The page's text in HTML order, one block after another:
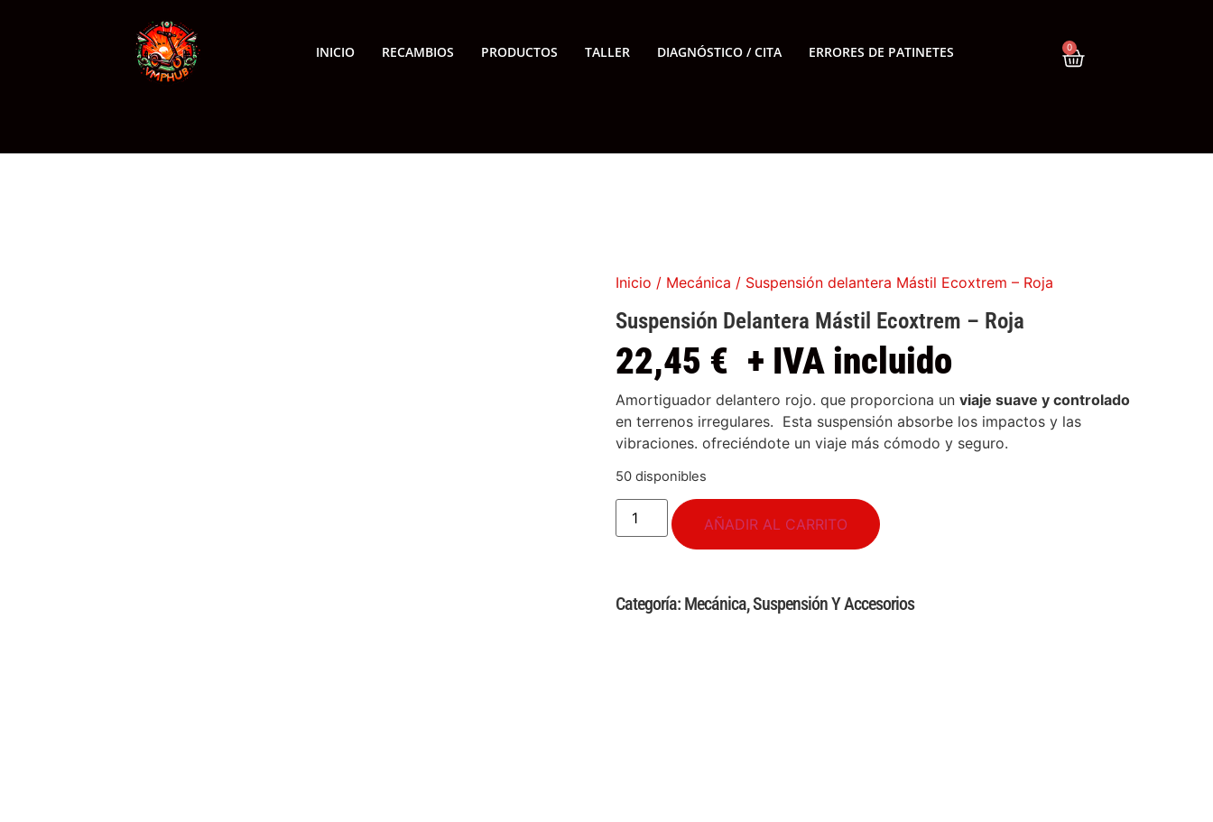
INICIO RECAMBIOS PRODUCTOS TALLER DIAGNÓSTICO / CITA ERRORES DE PATINETES 0
Inicio / Mecánica / Suspensión delantera Mástil Ecoxtrem – Roja
Suspensión Delantera Mástil Ecoxtrem – Roja
22,45 € + IVA incluido
Amortiguador delantero rojo. que proporciona un viaje suave y controlado
en terrenos irregulares. Esta suspensión absorbe los impactos y las
vibraciones. ofreciéndote un viaje más cómodo y seguro.
50 disponibles
AÑADIR AL CARRITO
Categoría: Mecánica,Suspensión Y Accesorios